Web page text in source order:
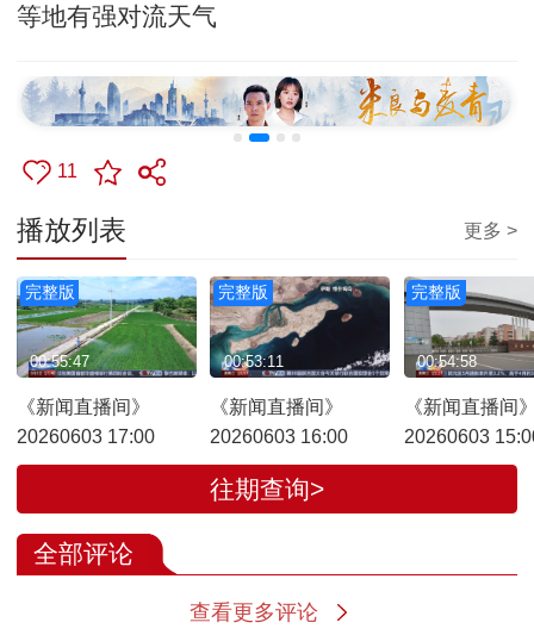
等地有强对流天气
11
播放列表 更多 >
完整版
《新闻直播间》
20260603 17:00
00:55:47
完整版
《新闻直播间》
20260603 16:00
00:53:11
完整版
《新闻直播间
20260603
00:54:58
往期查询>
全部评论
查看更多评论